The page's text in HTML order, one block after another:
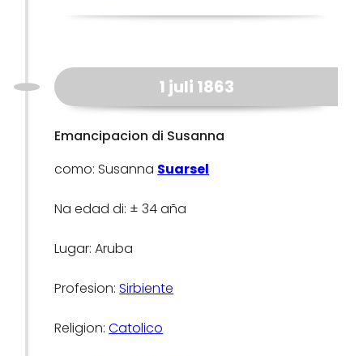
1 juli 1863
Emancipacion di Susanna
como: Susanna Suarsel
Na edad di: ± 34 aña
Lugar: Aruba
Profesion:Sirbiente
Religion:Catolico